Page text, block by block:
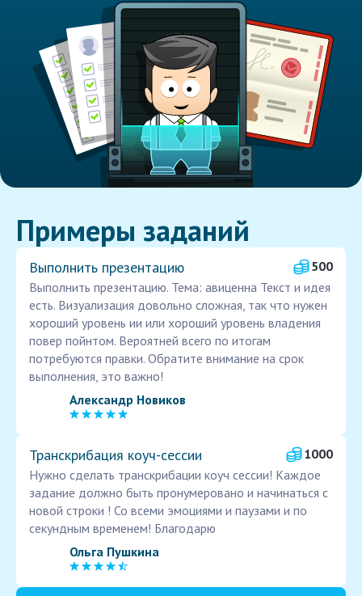
Примеры заданий
Выполнить презентацию
500
Выполнить презентацию. Тема: авиценна Текст и идея
есть. Визуализация довольно сложная, так что нужен
хороший уровень ии или хороший уровень владения
повер пойнтом. Вероятней всего по итогам
потребуются правки. Обратите внимание на срок
выполнения, это важно!
Александр Новиков
Транскрибация коуч-сессии
1000
Нужно сделать транскрибации коуч сессии! Каждое
задание должно быть пронумеровано и начинаться с
новой строки ! Со всеми эмоциями и паузами и по
секундным временем! Благодарю
Ольга Пушкина